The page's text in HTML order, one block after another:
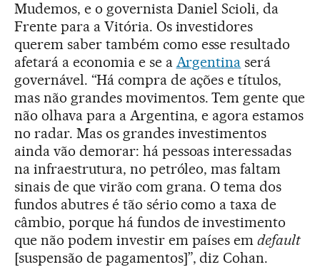
Mudemos, e o governista Daniel Scioli, da
Frente para a Vitória. Os investidores
querem saber também como esse resultado
afetará a economia e se a Argentina será
governável. “Há compra de ações e títulos,
mas não grandes movimentos. Tem gente que
não olhava para a Argentina, e agora estamos
no radar. Mas os grandes investimentos
ainda vão demorar: há pessoas interessadas
na infraestrutura, no petróleo, mas faltam
sinais de que virão com grana. O tema dos
fundos abutres é tão sério como a taxa de
câmbio, porque há fundos de investimento
que não podem investir em países emdefault
[suspensão de pagamentos]”, diz Cohan.